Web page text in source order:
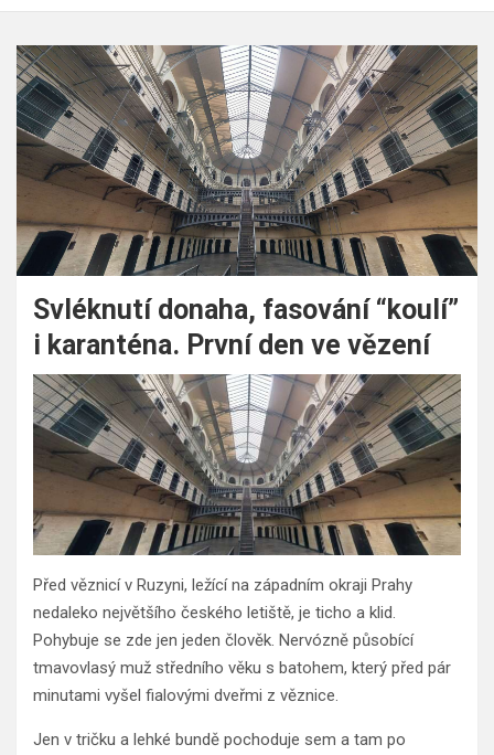
Svléknutí donaha, fasování “koulí”
i karanténa. První den ve vězení
Před věznicí v Ruzyni, ležící na západním okraji Prahy
nedaleko největšího českého letiště, je ticho a klid.
Pohybuje se zde jen jeden člověk. Nervózně působící
tmavovlasý muž středního věku s batohem, který před pár
minutami vyšel fialovými dveřmi z věznice.
Jen v tričku a lehké bundě pochoduje sem a tam po